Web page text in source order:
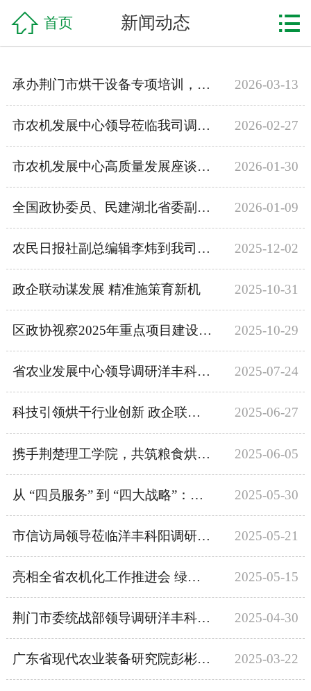
产品中心
工程案例
 首页 新闻动态 
承办荆门市烘干设备专项培训，以专业技能赋能粮食安全防线 2026-03-13
市农机发展中心领导莅临我司调研指导 助力企业提质增效 2026-02-27
市农机发展中心高质量发展座谈会在我司召开 2026-01-30
全国政协委员、民建湖北省委副主委、华中科技大学经济学院教授韩民春一行莅临我司调研 2026-01-09
农民日报社副总编辑李炜到我司实地采访 2025-12-02
政企联动谋发展 精准施策育新机 2025-10-31
区政协视察2025年重点项目建设与科技创新工作 点赞洋丰科阳发展成效 2025-10-29
省农业发展中心领导调研洋丰科阳 助力农机装备高质量发展 2025-07-24
科技引领烘干行业创新 政企联动共谋高质量发展 2025-06-27
携手荆楚理工学院，共筑粮食烘干智能化新未来 2025-06-05
从 “四员服务” 到 “四大战略”：东宝区政协调研洋丰科阳 解码农机企业破局之道 2025-05-30
市信访局领导莅临洋丰科阳调研指导 政企同心共谋高质量发展新篇章 2025-05-21
亮相全省农机化工作推进会 绿色节能烘干技术助力“三夏”生产 2025-05-15
荆门市委统战部领导调研洋丰科阳，共探发展新机遇 2025-04-30
广东省现代农业装备研究院彭彬院长一行莅临洋丰科阳考察交流，共谋现代农业装备发展新篇章 2025-03-22